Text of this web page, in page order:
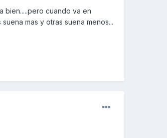
bien.....pero cuando va en
mas y otras suena menos...